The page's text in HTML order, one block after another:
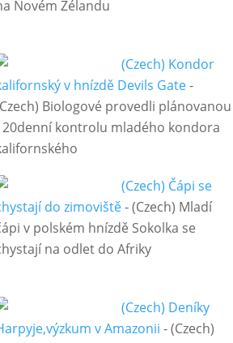
Novém Zélandu
(Czech) Kondor
v hnízdě Devils Gate-
Biologové provedli plánovanou
kontrolu mladého kondora
(Czech) Čápi se
do zimoviště-(Czech) Mladí
v polském hnízdě Sokolka se
na odlet do Afriky
(Czech) Deníky
v Amazonii -(Czech)